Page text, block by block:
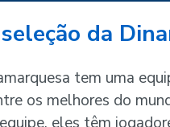
da
tem uma
os melhores do